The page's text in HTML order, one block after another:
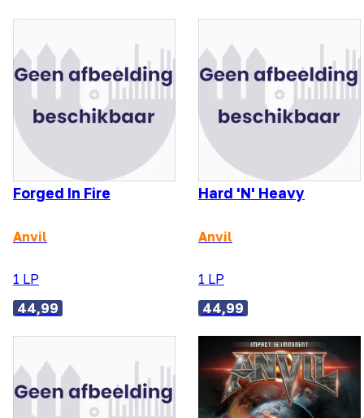
Forged In Fire
Anvil
1 LP
44,99
Hard 'N' Heavy
Anvil
1 LP
44,99